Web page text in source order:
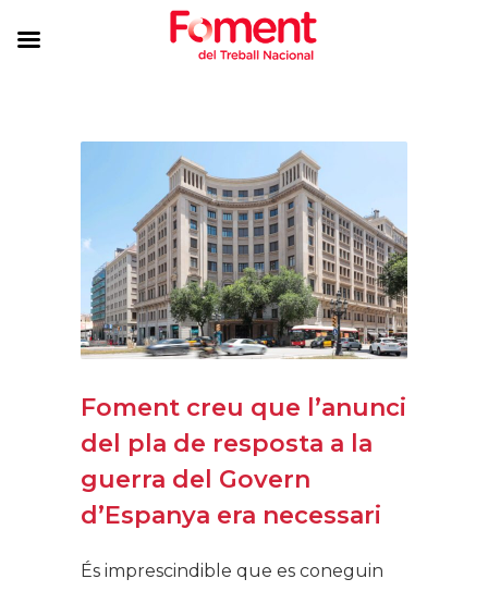
Foment creu que l’anunci
del pla de resposta a la
guerra del Govern
d’Espanya era necessari
És imprescindible que es coneguin